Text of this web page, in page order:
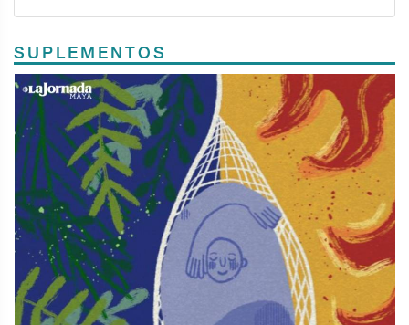
SUPLEMENTOS